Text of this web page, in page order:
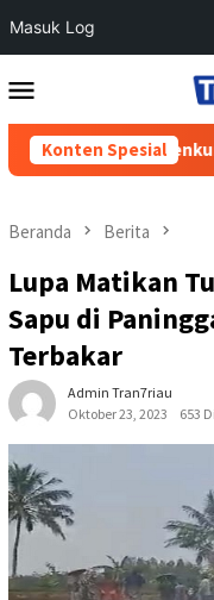
Masuk Log
ke
Mobile
Konten Spesial
Permenkum Nomor
Beranda Berita
Lupa Matikan
Sapu di
Terbakar
Admin Tran7riau
Oktober 23, 2023
653